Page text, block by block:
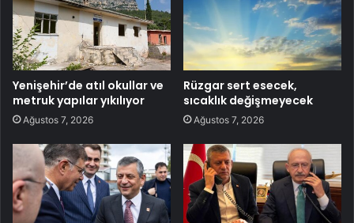
Yenişehir’de atıl okullar ve
metruk yapılar yıkılıyor
Ağustos 7, 2026
Rüzgar sert esecek,
sıcaklık değişmeyecek
Ağustos 7, 2026